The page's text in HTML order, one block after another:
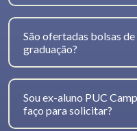
São ofertadas bolsas
graduação?
Sou ex-aluno PUC
faço para solicitar?